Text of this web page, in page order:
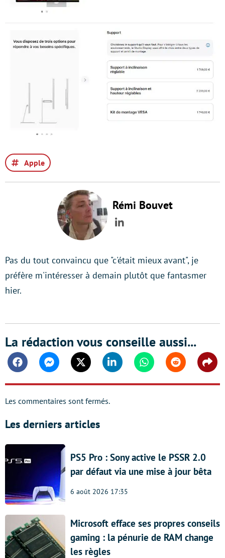
Apple
Rémi Bouvet
LinkedIn
Pas du tout convaincu que "c'était mieux avant", je
préfère m'intéresser à demain plutôt que fantasmer
hier.
La rédaction vous conseille aussi...
FacebookMessengerTwitter Linkedin WhatsappReddit
Les commentaires sont fermés.
Les derniers articles
PS5 Pro : Sony active le PSSR 2.0
par défaut via une mise à jour bêta
6 août 2026 17:35
Microsoft efface ses propres conseils
gaming : la pénurie de RAM change
les règles